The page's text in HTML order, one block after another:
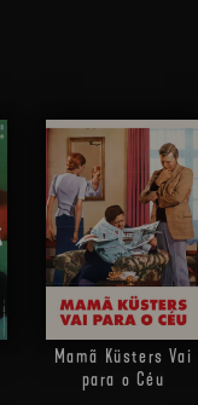
Mamã Küsters Vai
para o Céu